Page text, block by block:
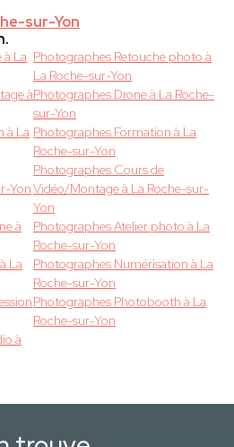
sur-Yon
La Photographes Retouche photo à
La Roche-sur-Yon
àPhotographes Drone à La Roche-
sur-Yon
à La Photographes Formation à La
Roche-sur-Yon
Yon
Photographes Cours de
Vidéo/Montage à La Roche-sur-
Yon
à
Photographes Atelier photo à La
Roche-sur-Yon
La
Photographes Numérisation à La
Roche-sur-Yon
Photographes Photobooth à La
Roche-sur-Yon
à